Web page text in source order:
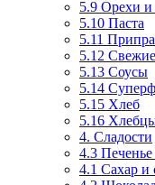
5.9 Орехи
5.10 Паста
5.11
5.12
5.13 Соусы
5.14
5.15 Хлеб
5.16
4. Сладости
4.3
4.1 Сахар и